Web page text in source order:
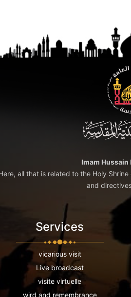
Imam
all that is related to the Holy
and
Services
vicarious visit
Live broadcast
visite virtuelle
wird and remembrance